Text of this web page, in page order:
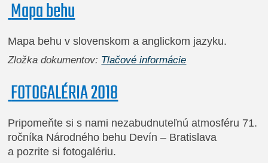
Mapa behu
Mapa behu v slovenskom a anglickom jazyku.
Zložka dokumentov: Tlačové informácie
FOTOGALÉRIA 2018
Pripomeňte si s nami nezabudnuteľnú atmosféru 71.
ročníka Národného behu Devín – Bratislava
a pozrite si fotogalériu.